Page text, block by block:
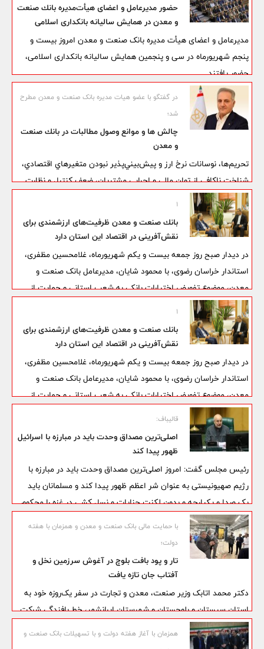
حضور مدیرعامل و اعضای هیأت‌مدیره بانك صنعت
و معدن در همایش سالیانه بانكداری اسلامی
مدیرعامل و اعضای هیأت ‌مدیره بانک صنعت و معدن امروز بیست و
پنجم شهریورماه در سی‌ و پنجمین همایش سالیانه بانکداری اسلامی،
حضور یافتند.
در گفتگو با عضو هیات مدیره بانک صنعت و معدن مطرح
شد؛
چالش ها و موانع وصول مطالبات در بانك صنعت
و معدن
تحريم‌ها، نوسانات نرخ ارز و پيش‌بيني‌پذير نبودن متغيرهاي اقتصادي،
شناخت ناکافي از توان مالي و اجرايي مشتريان، ضعف کنترل و نظارت
دقيق، مشکلات بانک‌ها در صدور اجراييه و تمليک وثايق، فشار نهادهاي
مختلف و متنوع برون بانکي و شوراها و کميته‌هاي مختلف ملي و استاني
در حمايت از واحدهاي توليدي بدهکار و به‌خصوص وجود قوانين
مطالبات شبکه بانکي به شمار مي‌آيد که به يکي از معضلات مهم
بانک‌ها تبديل شده است. نظر به اهميت موضوع و در راستاي بيان نقطه
نظرات خبرگان بانکي در خصوص اين معضل، در گفت‌وگو با بيژن اسدي
عضو هيات مديره «بانک صنعت و معدن» به بررسي چالش‌ها و موانع
وصول مطالبات در بانک تخصصي صنعت و معدن پرداخته‌ايم که در
ادامه آمده است.
1
بانك صنعت و معدن ظرفیت‌های ارزشمندی برای
نقش‌آفرینی در اقتصاد این استان دارد
در دیدار صبح روز جمعه بیست و یکم شهریورماه، غلامحسین مظفری،
استاندار خراسان رضوی، با محمود شایان، مدیرعامل بانک صنعت و
معدن، موضوع تفویض اختیارات بانکی به شعب استانی و حمایت از
تولید، مورد تأکید قرار گرفت.
1
بانك صنعت و معدن ظرفیت‌های ارزشمندی برای
نقش‌آفرینی در اقتصاد این استان دارد
در دیدار صبح روز جمعه بیست و یکم شهریورماه، غلامحسین مظفری،
استاندار خراسان رضوی، با محمود شایان، مدیرعامل بانک صنعت و
معدن، موضوع تفویض اختیارات بانکی به شعب استانی و حمایت از
تولید، مورد تأکید قرار گرفت.
قالیباف:
اصلی‌ترین مصداق وحدت باید در مبارزه با اسرائیل
ظهور پیدا کند
رئیس مجلس گفت: امروز اصلی‌ترین مصداق وحدت باید در مبارزه با
رژیم صهیونیستی به عنوان شر اعظم ظهور پیدا کند و مسلمانان باید
یک صدا و یکپارچه و بدون لکنت جنایات و نسل کشی در غزه را محکوم
کنند.
با حمایت مالی بانک صنعت و معدن و همزمان با هفته
دولت؛
تار و پود بافت بلوچ در آغوش سرزمین نخل و
آفتاب جان تازه یافت
دکتر محمد اتابک وزیر صنعت، معدن و تجارت در سفر یک‌روزه خود به
استان سیستان و بلوچستان و شهرستان ایرانشهر، خط بافندگی شرکت
گسترش صنایع بلوچ را در این شهرستان با دستور رئیس جمهور افتتاح
کرد. این پروژه بزرگ صنعتی با پشتیبانی مالی بانک صنعت و معدن آغاز
همزمان با آغاز هفته دولت و با تسهیلات بانک صنعت و